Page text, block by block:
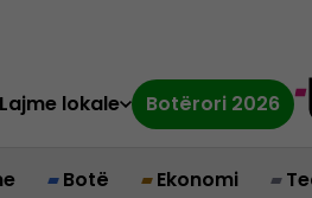
Lajme lokale Botërori 2026
Botë Ekonomi